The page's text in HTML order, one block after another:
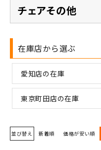
チェアその他
在庫店から選ぶ
愛知店の在庫
東京町田店の在庫
並び替え 新着順 価格が安い順